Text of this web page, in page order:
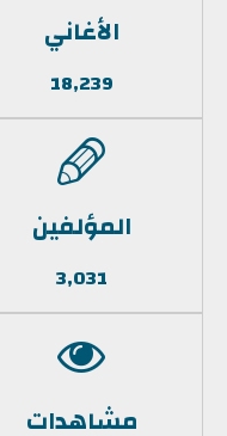
الأغاني
18,239
المؤلفين
3,031
مشاهدات